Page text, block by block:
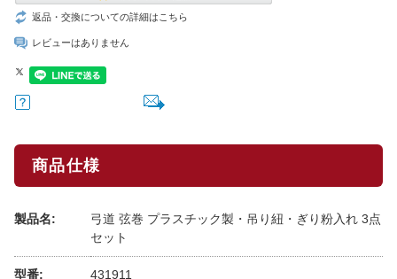
返品・交換についての詳細はこちら
レビューはありません
商品仕様
製品名:
弓道 弦巻 プラスチック製・吊り紐・ぎり粉入れ 3点
セット
型番: 431911